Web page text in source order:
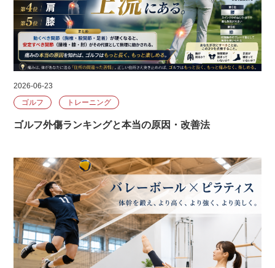
2026-06-23
ゴルフ
トレーニング
ゴルフ外傷ランキングと本当の原因・改善法